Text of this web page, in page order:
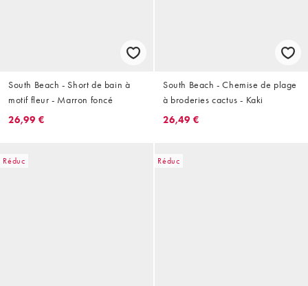
South Beach - Short de bain à
motif fleur - Marron foncé
26,99 €
South Beach - Chemise de plage
à broderies cactus - Kaki
26,49 €
Réduc Réduc